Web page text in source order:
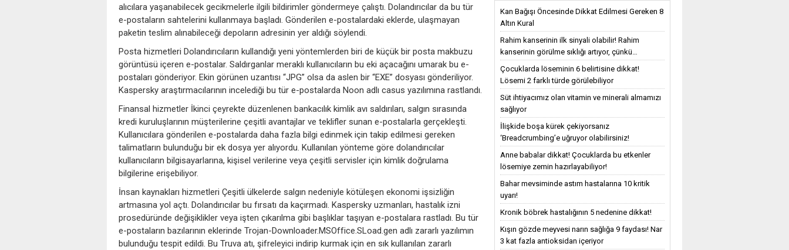
alıcılara yaşanabilecek gecikmelerle ilgili bildirimler göndermeye çalıştı. Dolandırıcılar da bu tür
e-postaların sahtelerini kullanmaya başladı. Gönderilen e-postalardaki eklerde, ulaşmayan
paketin teslim alınabileceği depoların adresinin yer aldığı söylendi.
Posta hizmetleri Dolandırıcıların kullandığı yeni yöntemlerden biri de küçük bir posta makbuzu
görüntüsü içeren e-postalar. Saldırganlar meraklı kullanıcıların bu eki açacağını umarak bu e-
postaları gönderiyor. Ekin görünen uzantısı “JPG” olsa da aslen bir “EXE” dosyası gönderiliyor.
Kaspersky araştırmacılarının incelediği bu tür e-postalarda Noon adlı casus yazılımına rastlandı.
Finansal hizmetler İkinci çeyrekte düzenlenen bankacılık kimlik avı saldırıları, salgın sırasında
kredi kuruluşlarının müşterilerine çeşitli avantajlar ve teklifler sunan e-postalarla gerçekleşti.
Kullanıcılara gönderilen e-postalarda daha fazla bilgi edinmek için takip edilmesi gereken
talimatların bulunduğu bir ek dosya yer alıyordu. Kullanılan yönteme göre dolandırıcılar
kullanıcıların bilgisayarlarına, kişisel verilerine veya çeşitli servisler için kimlik doğrulama
bilgilerine erişebiliyor.
İnsan kaynakları hizmetleri Çeşitli ülkelerde salgın nedeniyle kötüleşen ekonomi işsizliğin
artmasına yol açtı. Dolandırıcılar bu fırsatı da kaçırmadı. Kaspersky uzmanları, hastalık izni
prosedüründe değişiklikler veya işten çıkarılma gibi başlıklar taşıyan e-postalara rastladı. Bu tür
e-postaların bazılarının eklerinde Trojan-Downloader.MSOffice.SLoad.gen adlı zararlı yazılımın
bulunduğu tespit edildi. Bu Truva atı, şifreleyici indirip kurmak için en sık kullanılan zararlı
Kan Bağışı Öncesinde Dikkat Edilmesi Gereken 8
Altın Kural
Rahim kanserinin ilk sinyali olabilir! Rahim
kanserinin görülme sıklığı artıyor, çünkü…
Çocuklarda löseminin 6 belirtisine dikkat!
Lösemi 2 farklı türde görülebiliyor
Süt ihtiyacımız olan vitamin ve minerali almamızı
sağlıyor
İlişkide boşa kürek çekiyorsanız
‘Breadcrumbing’e uğruyor olabilirsiniz!
Anne babalar dikkat! Çocuklarda bu etkenler
lösemiye zemin hazırlayabiliyor!
Bahar mevsiminde astım hastalarına 10 kritik
uyarı!
Kronik böbrek hastalığının 5 nedenine dikkat!
Kışın gözde meyvesi narın sağlığa 9 faydası! Nar
3 kat fazla antioksidan içeriyor